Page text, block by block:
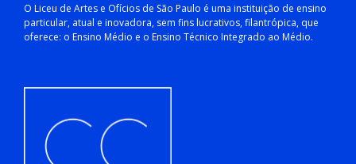
O Liceu de Artes e Ofícios de São Paulo é uma instituição de ensino
particular, atual e inovadora, sem fins lucrativos, filantrópica, que
oferece: o Ensino Médio e o Ensino Técnico Integrado ao Médio.